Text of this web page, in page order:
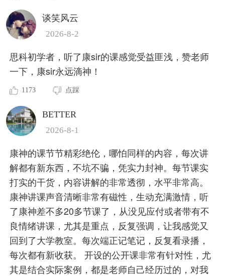
谈笑风云
2026-8-2
思科初学者，听了康sir的课感觉受益匪浅，赞老师
一下，康sir永远滴神！
1173 点踩
BETTER
2026-8-1
康神的课节节精彩绝伦，哪怕同样的内容，每次讲
解都有新东西，不坑不骗，凭实力封神。每节课实
打实的干货，内容讲解的非常透彻，水平非常高。
康神讲课声音清晰非常有磁性，生动充满激情，听
了康神差不多20多节课了，从没见应付或者带有不
良情绪讲课，尤其是重点，反复强调，让我感觉又
回到了大学教室。每次端正记笔记，反复看录播，
每次都有新收获。 开设的公开课非常有针对性，尤
其是结合实际案例，都是老师自己经历过的，对我